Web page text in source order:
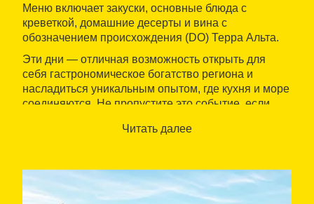
Меню включает закуски, основные блюда с
креветкой, домашние десерты и вина с
обозначением происхождения (DO) Терра Альта.
Эти дни — отличная возможность открыть для
себя гастрономическое богатство региона и
насладиться уникальным опытом, где кухня и море
соединяются. Не пропустите это событие, если
Читать далее